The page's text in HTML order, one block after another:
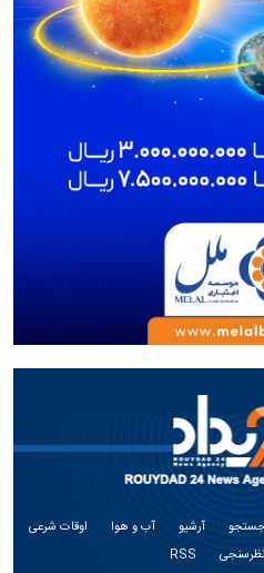
جستجو آرشیو آب و هوا
اوقات شرعی
نظرسنجی RSS